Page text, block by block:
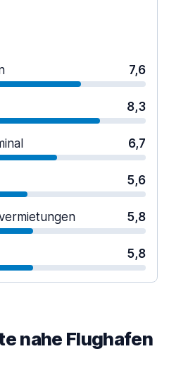
7,6
8,3
6,7
5,6
5,8
5,8
nahe Flughafen